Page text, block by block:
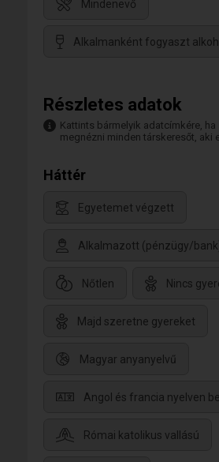
Mindenevő
Alkalmanként fogyaszt
Részletes adatok
Kattints bármelyik adatcímkére, ha
megnézni minden társkeresőt, aki
Háttér
Egyetemet végzett
Alkalmazott (pénzügy/
Nőtlen Nincs
Majd szeretne gyereket
Magyar anyanyelvű
Angol és francia nyelven
Római katolikus vallású